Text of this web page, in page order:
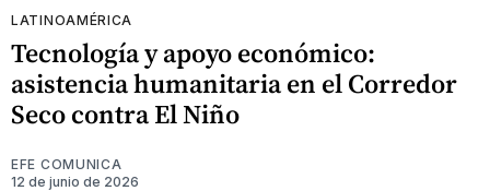
LATINOAMÉRICA
Tecnología y apoyo económico:
asistencia humanitaria en el Corredor
Seco contra El Niño
EFE COMUNICA
12 de junio de 2026